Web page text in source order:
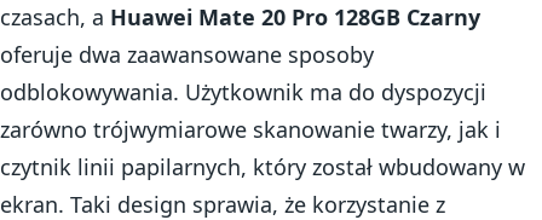
czasach, a Huawei Mate 20 Pro 128GB Czarny
oferuje dwa zaawansowane sposoby
odblokowywania. Użytkownik ma do dyspozycji
zarówno trójwymiarowe skanowanie twarzy, jak i
czytnik linii papilarnych, który został wbudowany w
ekran. Taki design sprawia, że korzystanie z